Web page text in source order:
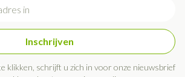
Inschrijven
klikken, schrijft u zich in voor onze nieuwsbrief